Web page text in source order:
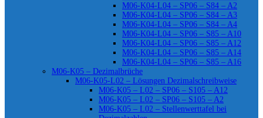
M06-K04-L04 – SP06 – S84 – A2
M06-K04-L04 – SP06 – S84 – A3
M06-K04-L04 – SP06 – S84 – A4
M06-K04-L04 – SP06 – S85 – A10
M06-K04-L04 – SP06 – S85 – A12
M06-K04-L04 – SP06 – S85 – A14
M06-K04-L04 – SP06 – S85 – A16
M06-K05 – Dezimalbrüche
M06-K05-L02 – Lösungen Dezimalschreibweise
M06-K05 – L02 – SP06 – S105 – A12
M06-K05 – L02 – SP06 – S105 – A2
M06-K05 – L02 – Stellenwerttafel bei